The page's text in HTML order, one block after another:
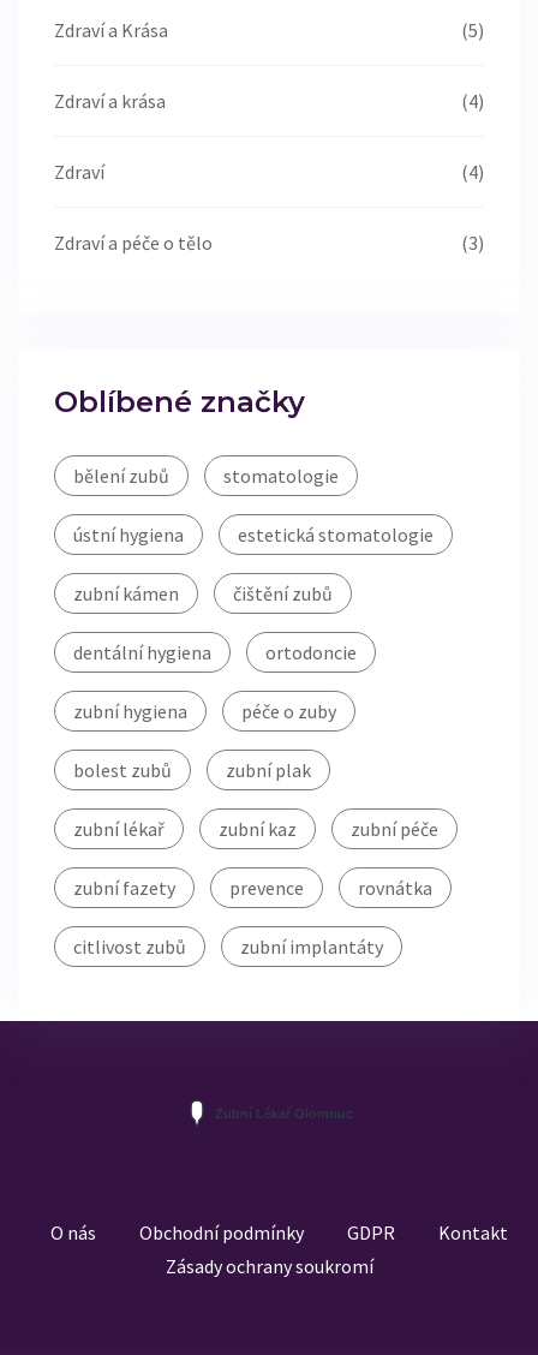
Zdraví a Krása (5)
Zdraví a krása (4)
Zdraví (4)
Zdraví a péče o tělo (3)
Oblíbené značky
bělení zubů stomatologie
ústní hygiena estetická stomatologie
zubní kámen čištění zubů
dentální hygiena ortodoncie
zubní hygiena péče o zuby
bolest zubů zubní plak
zubní lékař zubní kaz zubní péče
zubní fazety prevence rovnátka
citlivost zubů zubní implantáty
O nás Obchodní podmínky GDPR
Kontakt
Zásady ochrany soukromí